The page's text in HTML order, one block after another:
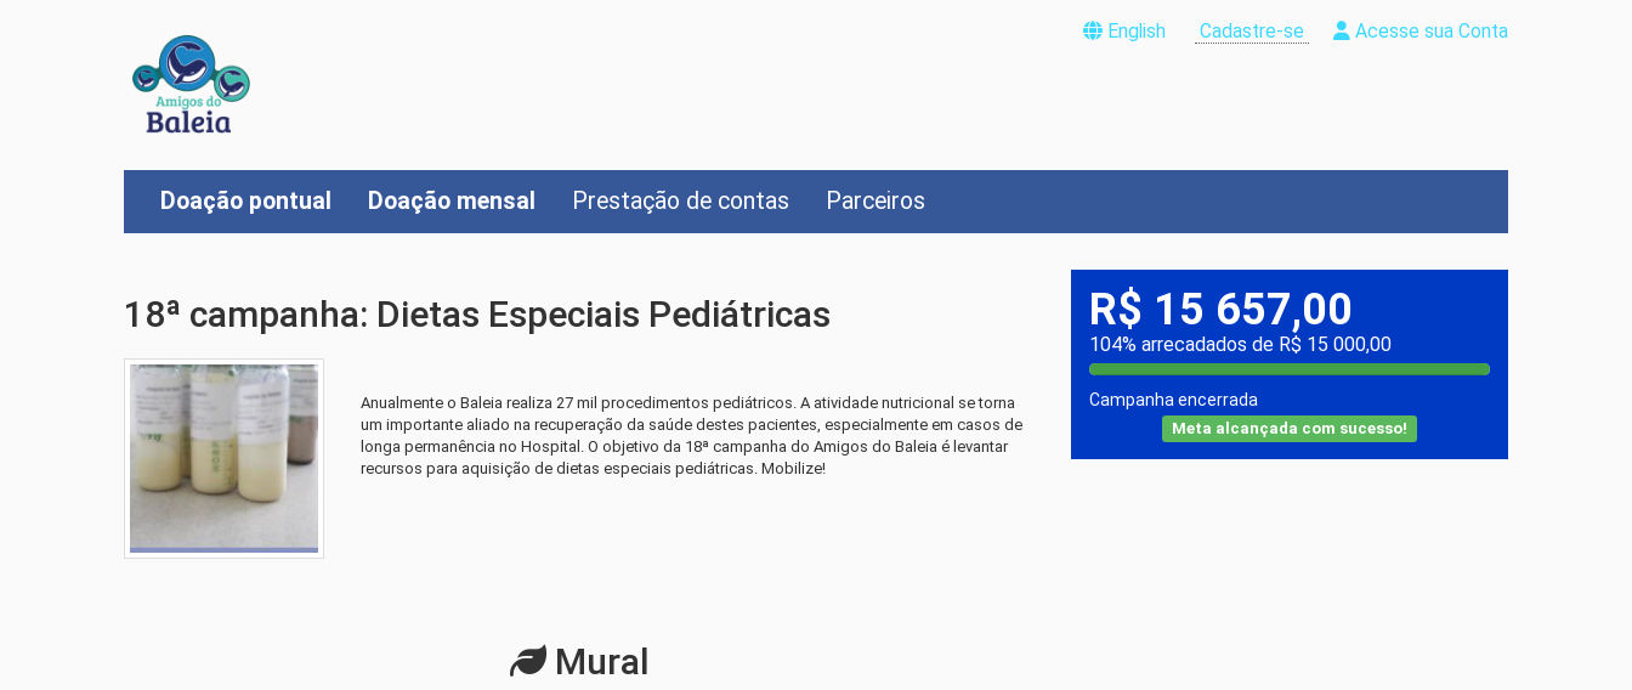
English Cadastre-se Acesse sua Conta
Doação pontual Doação mensal Prestação de contas Parceiros
18ª campanha: Dietas Especiais Pediátricas
Anualmente o Baleia realiza 27 mil procedimentos pediátricos. A atividade nutricional se torna
um importante aliado na recuperação da saúde destes pacientes, especialmente em casos de
longa permanência no Hospital. O objetivo da 18ª campanha do Amigos do Baleia é levantar
recursos para aquisição de dietas especiais pediátricas. Mobilize!
Mural
R$ 15 657,00
104% arrecadados de R$ 15 000,00
Campanha encerrada
Meta alcançada com sucesso!